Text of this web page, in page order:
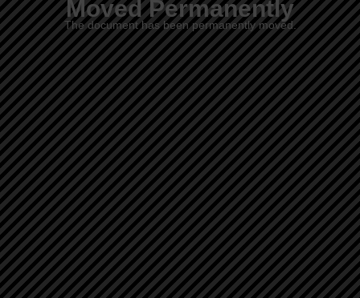
Moved Permanently
The document has been permanently moved.